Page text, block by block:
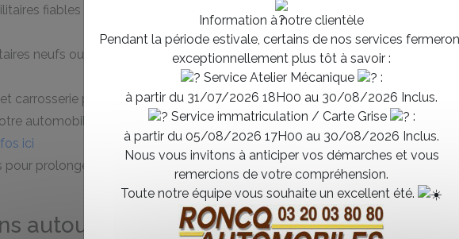
Information à notre clientèle
Pendant la période estivale, certains de nos services
exceptionnellement plus tôt à savoir :
Service Atelier Mécanique
:
à partir du 31/07/2026 18H00 au 30/08/2026 Inclus.
Service immatriculation / Carte Grise
:
à partir du 05/08/2026 17H00 au 30/08/2026 Inclus.
Nous vous invitons à anticiper vos démarches et vous
remercions de votre compréhension.
Toute notre équipe vous souhaite un excellent été.
fiables et adaptées :
neufs ou d’occasion, contrôlés et
carrosserie pour tous types de véhicules
automobile avec des forfaits
ici
prolonger la durée de vie de votre
autour de Bousbecque et dans les villes